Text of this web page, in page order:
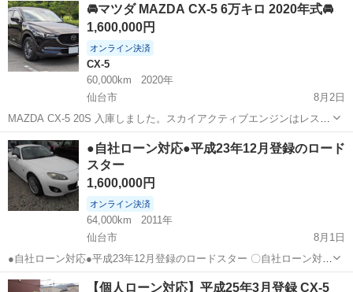
い。 🔴少しエアコン効き悪いかもです💦（軽自動車なのでw） 🟡2年
前にエア...
🚘マツダ MAZDA CX-5 6万キロ 2020年式🚘
1,600,000円
オンライン決済
CX-5
60,000km
2020年
仙台市
8月2日
MAZDA CX-5 20S 入庫しました。スカイアクティブエンジンはレスポ
ンスが良く運転も楽しめますし、その割に燃費も良く維持費も優しめ
です。内外装の作り込みもしっかりしていてコストパフォーマンスに
優れたバランスの良い車両...
宮城 仙台市 CX-5 MAZDA
●自社ローン対応●平成23年12月登録のロード
スター
1,600,000円
オンライン決済
64,000km
2011年
仙台市
8月1日
●自社ローン対応●平成23年12月登録のロードスター 〇自社ローン対応
中古車販売〇 ☆どなたでもローン対応可能☆ １、勤
宮城 マツダ 車両
【個人ローン対応】平成25年3月登録 CX-5